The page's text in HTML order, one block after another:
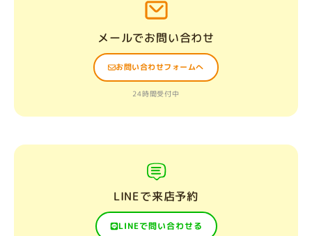
メールでお問い合わせ
お問い合わせフォームへ
24時間受付中
LINEで来店予約
LINEで問い合わせる